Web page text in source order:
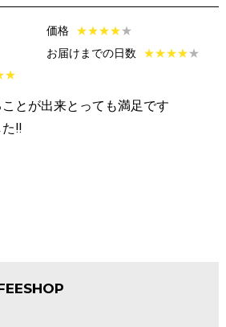
価格 ★★★★★
お届けまでの日数 ★★★★★
★
とが出来とっても満足です
!!